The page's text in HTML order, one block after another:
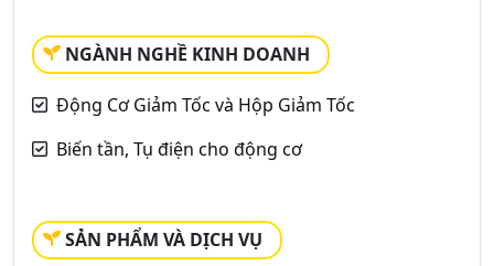
NGÀNH NGHỀ KINH DOANH
Động Cơ Giảm Tốc và Hộp Giảm Tốc
Biến tần, Tụ điện cho động cơ
SẢN PHẨM VÀ DỊCH VỤ